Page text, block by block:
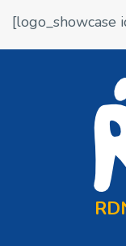
[logo_showcase